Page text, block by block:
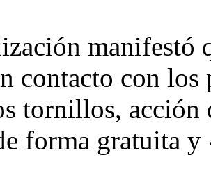
manifestó
contacto con
tornillos, acción
forma gratuita